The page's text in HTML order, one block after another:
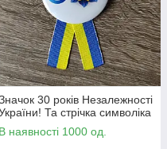
30 років Незалежності
Та стрічка символіка
В наявності 1000 од.